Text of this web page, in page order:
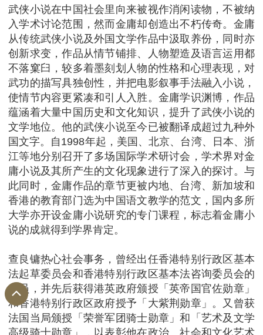
武侠小说在中国社会里向来被视作消闲读物，不被纳
入学术讨论范围，然而金庸却创造出不朽传奇。金庸
从传统武侠小说及外国文学作品中汲取养份，同时亦
创新求变，作品从情节铺排、人物塑造及语言运用都
不落窠臼，较多着墨刻划人物的性格和心理表现，对
武功的描写具独创性，并把电影叙事手法融入小说，
使情节内容更紧凑和引人入胜。金庸学识渊博，作品
蕴涵着大量中国历史和文化知识，提升了武侠小说的
文学地位。他的武侠小说至今已被翻译成超过九种外
国文字。自1998年起，美国、北京、台湾、日本、浙
江等地分别召开了多场国际学术研讨会，学术界对金
庸小说及其所产生的文化现象进行了深入的探讨。与
此同时，金庸作品的章节更被内地、台湾、新加坡和
香港的教育部门选为中国语文教学的范文，国内多所
大学亦开设金庸小说研究的专门课程，标志着金庸小
说的成就得到学界肯定。
查良镛热心社会事务，曾经出任香港特别行政区基本
法起草委员会和香港特别行政区基本法咨询委员会的
成员，并先后获得港英政府颁授「英帝国官佐勋章」
和香港特别行政区政府授予「大紫荆勋章」。又曾获
法国当局颁授「荣誉军团骑士勋章」和「艺术及文学
高级骑士勋章」，以表彰他在政治、社会和文化艺术